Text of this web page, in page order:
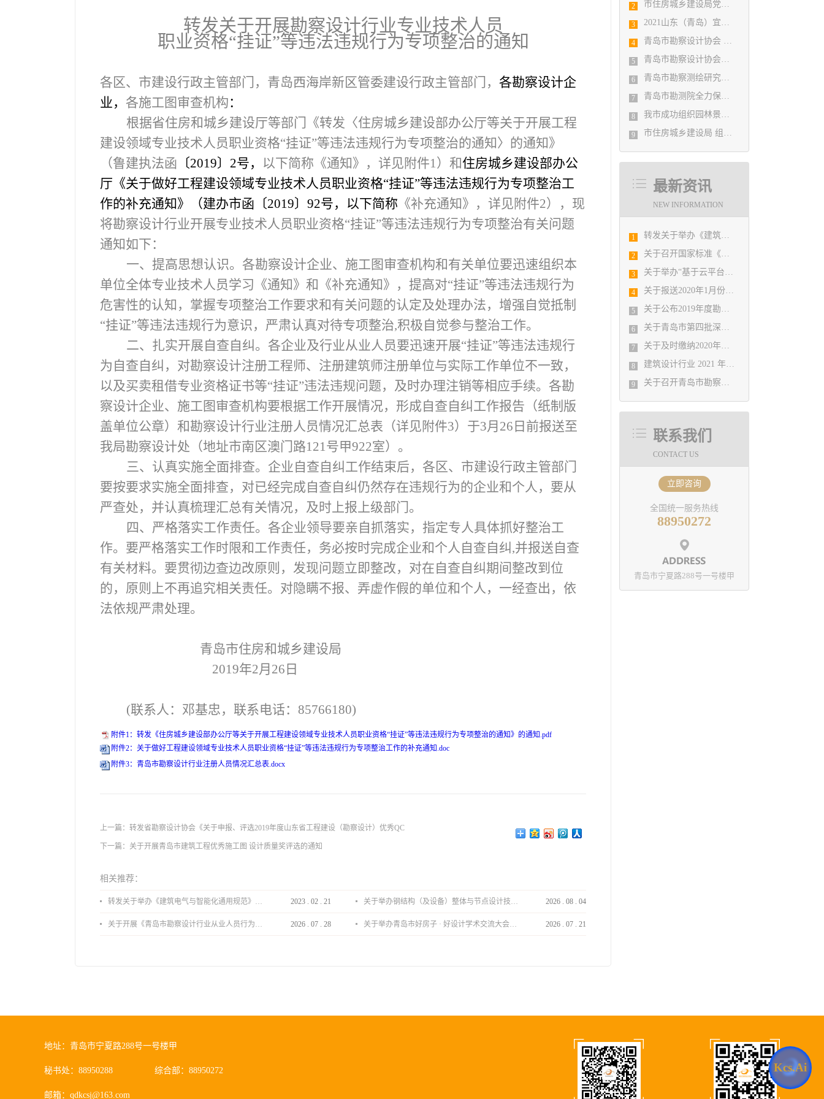
2 市住房城乡建设局党组书记、局长陈勇调研市勘察设计协会及所属审图机构
3 2021山东（青岛）宜居博览会盛大开幕
4 青岛市勘察设计协会 第五届二次会员代表大会纪要
5 青岛市勘察设计协会党支部召开党史学习教育专题组织生活会
6 青岛市勘察测绘研究院参加第29届国际制图大会并荣获3项国际大奖
7 青岛市勘测院全力保障自然灾害普查区县级质检汇交工作
8 我市成功组织园林景观设计创意职业技能竞赛
9 市住房城乡建设局 组织设计人员能力提升培训会
最新资讯
NEW INFORMATION
1 转发关于举办《建筑电气与智能化通用规范》 GB55024-2022公益宣贯的通知
2 关于召开国家标准《绿色建筑评价标准》 （GB/T 50378-2019）宣贯培训会议的预备通知
3 关于举办“基于云平台的广域网下多方BIM协同平台及BIM实际工程应用研讨会”的通知
4 关于报送2020年1月份勘察设计经济形势 月报有关工作的通知
5 关于公布2019年度勘察设计行业 优秀企业、优秀企业管理者、先进工作者评选结果的通知
6 关于青岛市第四批深基坑工程评审专家入库人员公示
7 关于及时缴纳2020年会费的温馨提示
8 ​建筑设计行业 2021 年院长论坛
9 ​关于召开青岛市勘察设计协会2021年度第一次理事会的通知
联系我们
CONTACT US
立即咨询
全国统一服务热线
88950272
青岛市宁夏路288号一号楼甲
转发关于开展勘察设计行业专业技术人员
职业资格“挂证”等违法违规行为专项整治的通知
各区、市建设行政主管部门，青岛西海岸新区管委建设行政主管部门， 各勘察设计企
业， 各施工图审查机构：
根据省住房和城乡建设厅等部门《转发〈住房城乡建设部办公厅等关于开展工程
建设领域专业技术人员职业资格“挂证”等违法违规行为专项整治的通知〉的通知》
（鲁建执法函 〔2019〕2号， 以下简称《通知》，详见附件1）和住房城乡建设部办公
厅《关于做好工程建设领域专业技术人员职业资格“挂证”等违法违规行为专项整治工
作的补充通知》（建办市函〔2019〕92号，以下简称 《补充通知》，详见附件2），现
将勘察设计行业开展专业技术人员职业资格“挂证”等违法违规行为专项整治有关问题
通知如下：
一、提高思想认识。各勘察设计企业、施工图审查机构和有关单位要迅速组织本
单位全体专业技术人员学习《通知》和《补充通知》，提高对“挂证”等违法违规行为
危害性的认知，掌握专项整治工作要求和有关问题的认定及处理办法，增强自觉抵制
“挂证”等违法违规行为意识，严肃认真对待专项整治,积极自觉参与整治工作。
二、扎实开展自查自纠。各企业及行业从业人员要迅速开展“挂证”等违法违规行
为自查自纠，对勘察设计注册工程师、注册建筑师注册单位与实际工作单位不一致，
以及买卖租借专业资格证书等“挂证”违法违规问题，及时办理注销等相应手续。各勘
察设计企业、施工图审查机构要根据工作开展情况，形成自查自纠工作报告（纸制版
盖单位公章）和勘察设计行业注册人员情况汇总表（详见附件3）于3月26日前报送至
我局勘察设计处（地址市南区澳门路121号甲922室）。
三、认真实施全面排查。企业自查自纠工作结束后，各区、市建设行政主管部门
要按要求实施全面排查，对已经完成自查自纠仍然存在违规行为的企业和个人，要从
严查处，并认真梳理汇总有关情况，及时上报上级部门。
四、严格落实工作责任。各企业领导要亲自抓落实，指定专人具体抓好整治工
作。要严格落实工作时限和工作责任，务必按时完成企业和个人自查自纠,并报送自查
有关材料。要贯彻边查边改原则，发现问题立即整改，对在自查自纠期间整改到位
的，原则上不再追究相关责任。对隐瞒不报、弄虚作假的单位和个人，一经查出，依
法依规严肃处理。
青岛市住房和城乡建设局
2019年2月26日
(联系人：邓基忠，联系电话：85766180)
附件1：转发《住房城乡建设部办公厅等关于开展工程建设领域专业技术人员职业资格“挂证”等违法违规行为专项整治的通知》的通知.pdf
附件2：关于做好工程建设领域专业技术人员职业资格“挂证”等违法违规行为专项整治工作的补充通知.doc
附件3：青岛市勘察设计行业注册人员情况汇总表.docx
上一篇： 转发省勘察设计协会《关于申报、评选2019年度山东省工程建设（勘察设计）优秀QC
下一篇： 关于开展青岛市建筑工程优秀施工图 设计质量奖评选的通知
相关推荐：
转发关于举办《建筑电气与智能化通用规范》 GB55024-2022公益宣贯的通知 2023 . 02 . 21 关于举办钢结构（及设备）整体与节点设计技术分享会的通知 2026 . 08 . 04
关于开展《青岛市勘察设计行业从业人员行为导则》、《青岛市住宅工程设计审查品质提升指引（2026版）》宣贯活动的通知 2026 . 07 . 28 关于举办青岛市好房子 · 好设计学术交流大会的通知 2026 . 07 . 21
地址：青岛市宁夏路288号一号楼甲
秘书处：88950288 综合部：88950272
邮箱：qdkcsj@163.com
Kcs.Ai